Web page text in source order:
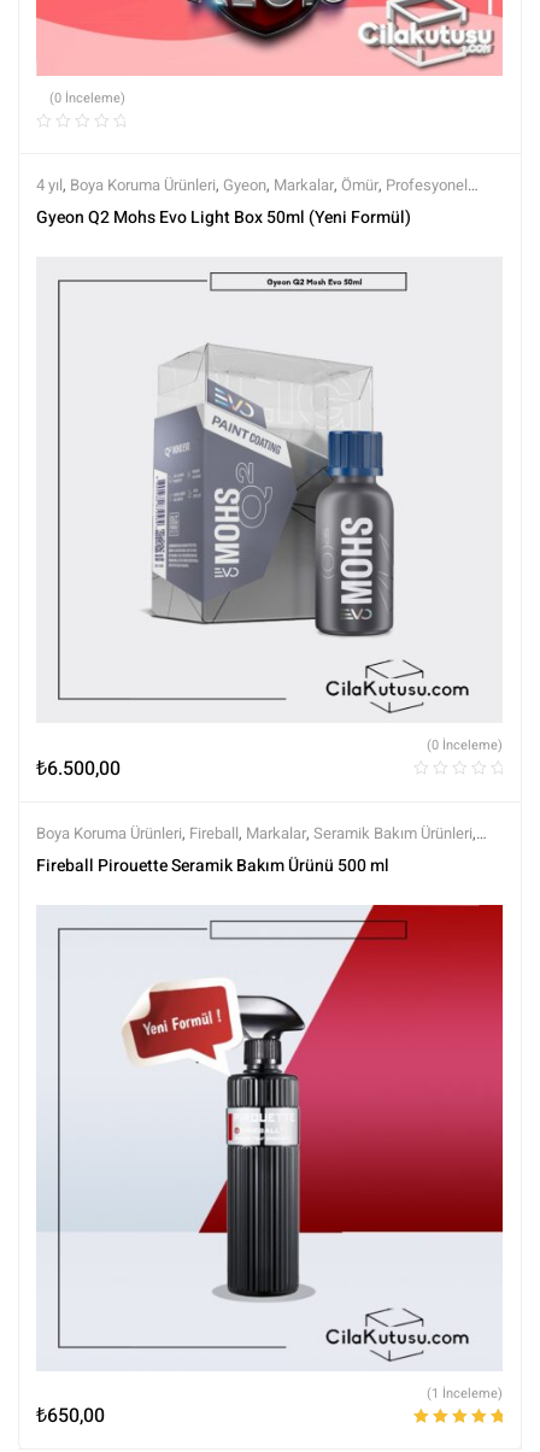
(0 İnceleme)
4 yıl, Boya Koruma Ürünleri, Gyeon, Markalar, Ömür, Profesyonel
Seramikler ,Semi Profesyonel Seramikler,Seramik Boya Koruma
Gyeon Q2 Mohs Evo Light Box 50ml (Yeni Formül)
₺6.500,00
(0 İnceleme)
Boya Koruma Ürünleri, Fireball, Markalar, Seramik Bakım Ürünleri,
Seramik Boya Koruma,Tüm Ürünler,Tüm Ürünler
Fireball Pirouette Seramik Bakım Ürünü 500 ml
₺650,00
(1 İnceleme)